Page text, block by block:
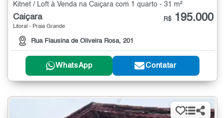
Kitnet / Loft à Venda na Caiçara com 1 quarto - 31 m²
Caiçara
Litoral - Praia Grande
Rua Flausina de Oliveira Rosa, 201
R$ 195.000
WhatsApp Contatar